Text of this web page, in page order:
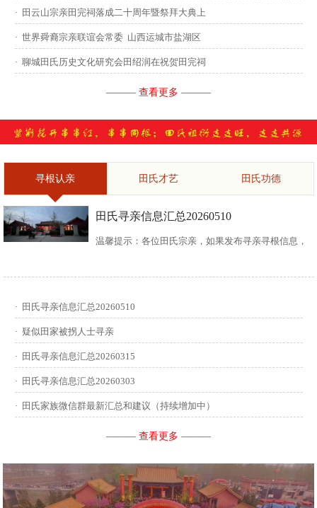
议...
· 田云山宗亲田完祠落成二十周年暨祭拜大典上
· 世界舜裔宗亲联谊会常委 山西运城市盐湖区
· 聊城田氏历史文化研究会田绍润在祝贺田完祠
——— 查看更多 ———
寻根认亲 田氏才艺 田氏功德
田氏寻亲信息汇总20260510
温馨提示：各位田氏宗亲，如果发布寻亲寻根信息，
讳，迁居前字辈和迁居后历次新续的字辈，分迁族人
迁居地，因何原因迁居等。最后别忘了留下联系人和
联系方式。 没有家谱的问问族中老年人口耳相传的信
息有哪些，有家谱请把家谱中的信息简...
· 田氏寻亲信息汇总20260510
· 疑似田家被拐人士寻亲
· 田氏寻亲信息汇总20260315
· 田氏寻亲信息汇总20260303
· 田氏家族微信群最新汇总和建议（持续增加中）
——— 查看更多 ———